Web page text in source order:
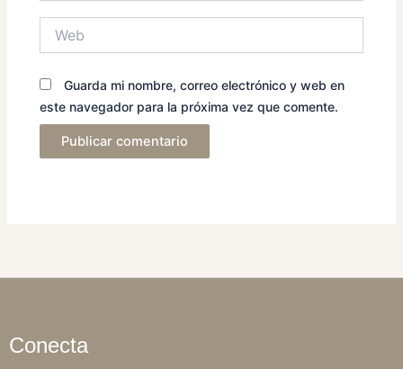
Guarda mi nombre, correo electrónico y web en
este navegador para la próxima vez que comente.
Conecta